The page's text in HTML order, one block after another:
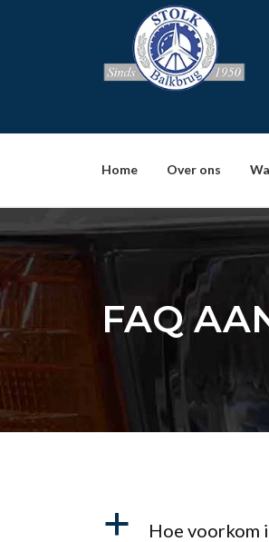
Home Over ons
FAQ
a Hoe voorkom